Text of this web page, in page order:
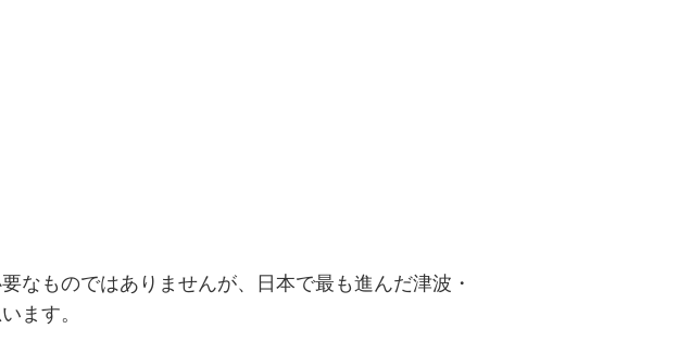
なものではありませんが、日本で最も進んだ津波・
ます。